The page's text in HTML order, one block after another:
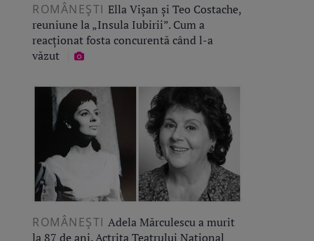
ROMÂNEŞTI Ella Vișan și Teo Costache,
reuniune la „Insula Iubirii”. Cum a
reacționat fosta concurentă când l-a
văzut
ROMÂNEŞTI Adela Mărculescu a murit
la 87 de ani. Actrița Teatrului Național